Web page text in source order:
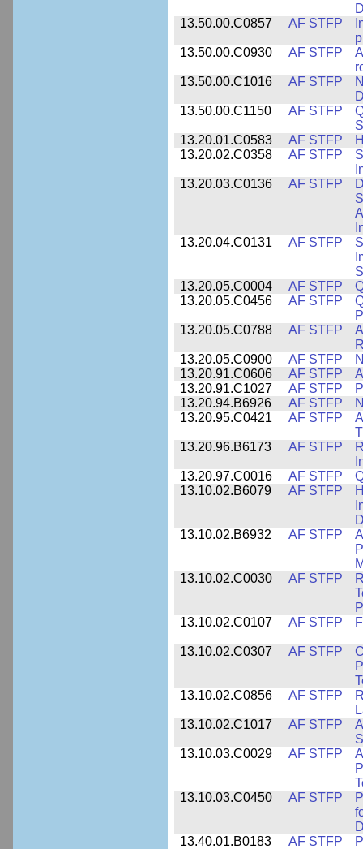
13.50.00.C0857
AF STFP
13.50.00.C0930
AF STFP
13.50.00.C1016
AF STFP
13.50.00.C1150
AF STFP
13.20.01.C0583
AF STFP
13.20.02.C0358
AF STFP
13.20.03.C0136
AF STFP
13.20.04.C0131
AF STFP
13.20.05.C0004
AF STFP
13.20.05.C0456
AF STFP
13.20.05.C0788
AF STFP
13.20.05.C0900
AF STFP
13.20.91.C0606
AF STFP
13.20.91.C1027
AF STFP
13.20.94.B6926
AF STFP
13.20.95.C0421
AF STFP
13.20.96.B6173
AF STFP
13.20.97.C0016
AF STFP
13.10.02.B6079
AF STFP
13.10.02.B6932
AF STFP
13.10.02.C0030
AF STFP
13.10.02.C0107
AF STFP
13.10.02.C0307 AF STFP
13.10.02.C0856
AF STFP
13.10.02.C1017
AF STFP
13.10.03.C0029
AF STFP
13.10.03.C0450
AF STFP
13.40.01.B0183
AF STFP